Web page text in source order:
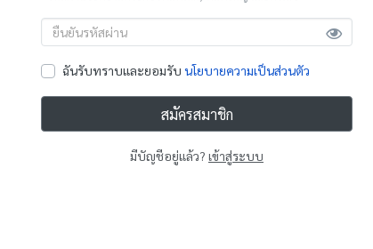
ฉันรับทราบและยอมรับ นโยบายความเป็นส่วนตัว
สมัครสมาชิก
มีบัญชีอยู่แล้ว? เข้าสู่ระบบ